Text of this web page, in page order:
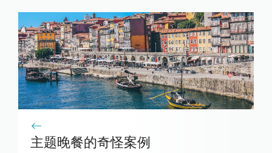
主题晚餐的奇怪案例